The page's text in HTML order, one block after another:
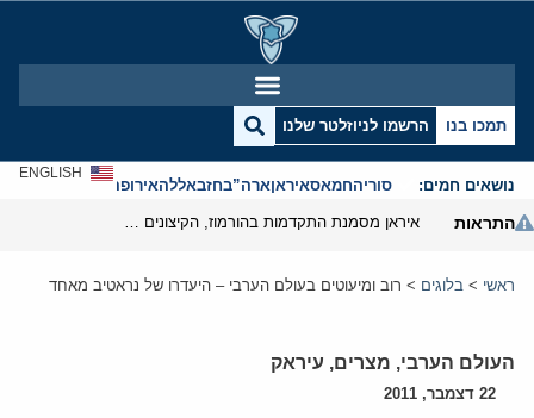
תמכו בנו הרשמו לניוזלטר שלנו
נושאים חמים: סוריהחמאסאיראןארה”בחזבאללהאירופהאנטישמיות
ENGLISH
התראות
ראשי > בלוגים > רוב ומיעוטים בעולם הערבי – היעדרו של נראטיב מאחד
העולם הערבי, מצרים, עיראק
22 דצמבר, 2011